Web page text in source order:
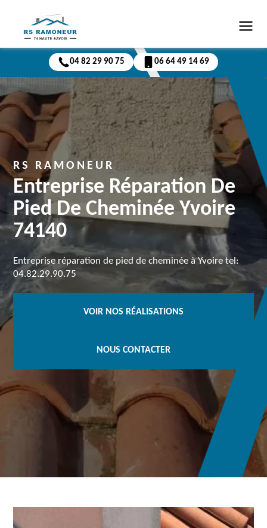
04 82 29 90 75 06 64 49 14 69
RS RAMONEUR
Entreprise Réparation De
Pied De Cheminée Yvoire
74140
Entreprise réparation de pied de cheminée à Yvoire tel:
04.82.29.90.75
VOIR NOS RÉALISATIONS
NOUS CONTACTER